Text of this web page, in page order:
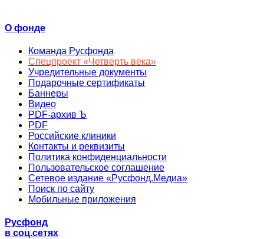
О фонде
Команда Русфонда
Спецпроект «Четверть века»
Учредительные документы
Подарочные сертификаты
Баннеры
Видео
PDF-архив Ъ
PDF
Российские клиники
Контакты и реквизиты
Политика конфиденциальности
Пользовательское соглашение
Сетевое издание «Русфонд.Медиа»
Поиск по сайту
Мобильные приложения
Русфонд
в соц.сетях